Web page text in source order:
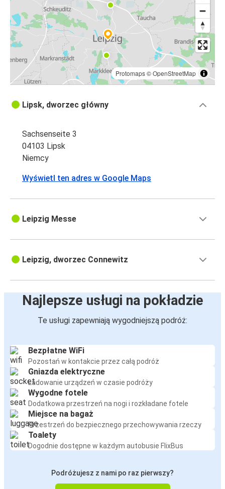
Protomaps©OpenStreetMap
Lipsk, dworzec główny
Sachsenseite 3
04103 Lipsk
Niemcy
Wyświetl ten adres w Google Maps
Leipzig Messe
Leipzig, dworzec Connewitz
Najlepsze usługi na pokładzie
Te usługi zapewniają wygodniejszą podróż:
Bezpłatne WiFi
Pozostań w kontakcie przez całą podróż
Gniazda elektryczne
Ładowanie urządzeń w czasie podróży
Wygodne fotele
Dodatkowa przestrzeń na nogi i rozkładane fotele
Miejsce na bagaż
Przestrzeń do bezpiecznego przechowywania rzeczy
Toalety
Dogodnie dostępne w każdym autobusie FlixBus
Podróżujesz z nami po raz pierwszy?